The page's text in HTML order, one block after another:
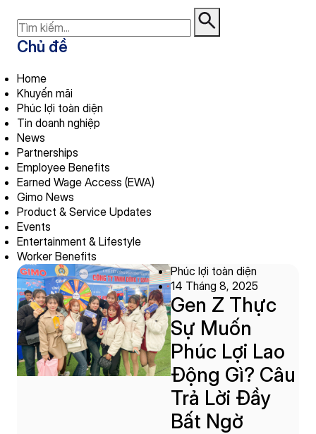
Chủ đề
Home
Khuyến mãi
Phúc lợi toàn diện
Tin doanh nghiệp
News
Partnerships
Employee Benefits
Earned Wage Access (EWA)
Gimo News
Product & Service Updates
Events
Entertainment & Lifestyle
Worker Benefits
Phúc lợi toàn diện
14 Tháng 8, 2025
Gen Z Thực
Sự Muốn
Phúc Lợi Lao
Động Gì? Câu
Trả Lời Đầy
Bất Ngờ